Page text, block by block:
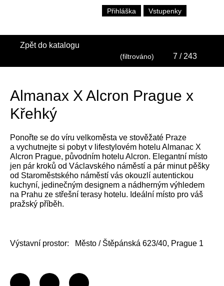
Přihláška Vstupenky
Zpět do katalogu
(filtrováno) 7 / 243
Almanax X Alcron Prague x
Křehký
Ponořte se do víru velkoměsta ve stověžaté Praze
a vychutnejte si pobyt v lifestylovém hotelu Almanac X
Alcron Prague, původním hotelu Alcron. Elegantní místo
jen pár kroků od Václavského náměstí a pár minut pěšky
od Staroměstského náměstí vás okouzlí autentickou
kuchyní, jedinečným designem a nádherným výhledem
na Prahu ze střešní terasy hotelu. Ideální místo pro váš
pražský příběh.
Výstavní prostor: Město / Štěpánská 623/40, Prague 1